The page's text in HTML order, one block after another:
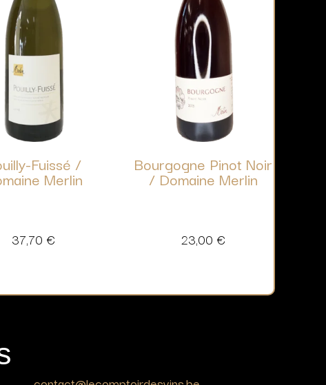
Fuissé /
Merlin
37,70 €
Bourgogne Pinot Noir
/ Domaine Merlin
23,00 €